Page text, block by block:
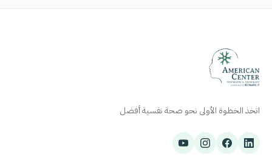
اتخذ الخطوة الأولى نحو صحة نفسية أفضل